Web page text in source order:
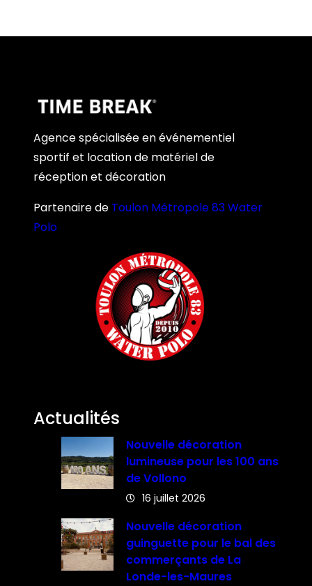
Agence spécialisée en événementiel
sportif et location de matériel de
réception et décoration
Partenaire de Toulon Métropole 83 Water
Polo
Actualités
Nouvelle décoration
lumineuse pour les 100 ans
de Vollono
16 juillet 2026
Nouvelle décoration
guinguette pour le bal des
commerçants de La
Londe-les-Maures